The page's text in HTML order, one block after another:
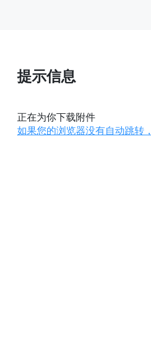
提示信息
正在为你下载附件
如果您的浏览器没有自动跳转